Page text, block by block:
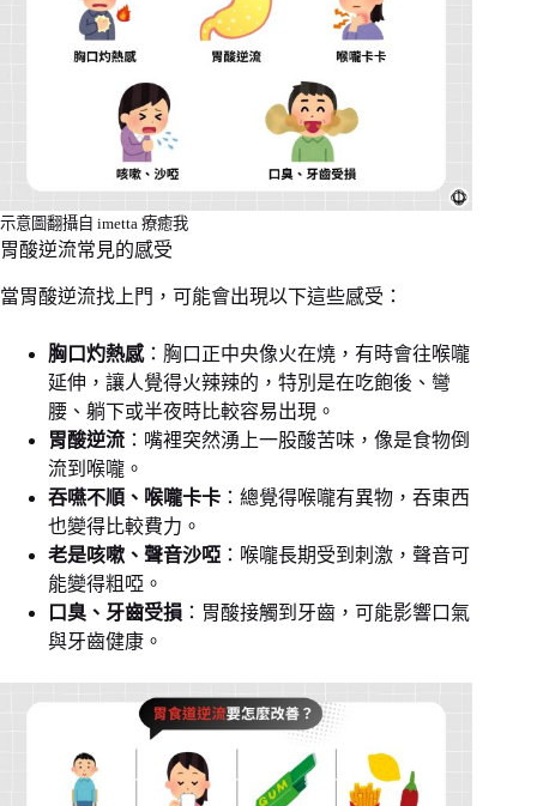
示意圖翻攝自 imetta 療癒我
胃酸逆流常見的感受
當胃酸逆流找上門，可能會出現以下這些感受：
胸口灼熱感：胸口正中央像火在燒，有時會往喉嚨
延伸，讓人覺得火辣辣的，特別是在吃飽後、彎
腰、躺下或半夜時比較容易出現。
胃酸逆流 ：嘴裡突然湧上一股酸苦味，像是食物倒
流到喉嚨。
吞嚥不順、喉嚨卡卡 ：總覺得喉嚨有異物，吞東西
也變得比較費力。
老是咳嗽、聲音沙啞 ：喉嚨長期受到刺激，聲音可
能變得粗啞。
口臭、牙齒受損 ：胃酸接觸到牙齒，可能影響口氣
與牙齒健康。